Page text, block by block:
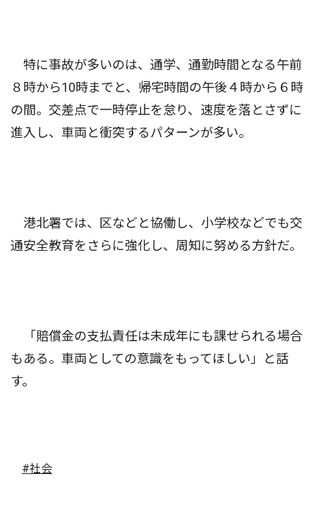
特に事故が多いのは、通学、通勤時間となる午前
８時から10時までと、帰宅時間の午後４時から６時
の間。交差点で一時停止を怠り、速度を落とさずに
進入し、車両と衝突するパターンが多い。
港北署では、区などと協働し、小学校などでも交
通安全教育をさらに強化し、周知に努める方針だ。
「賠償金の支払責任は未成年にも課せられる場合
もある。車両としての意識をもってほしい」と話
す。
#社会